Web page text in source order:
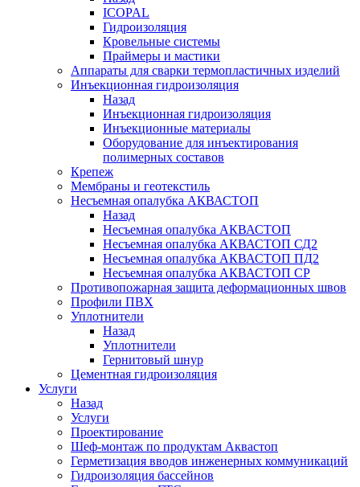
ICOPAL
Гидроизоляция
Кровельные системы
Праймеры и мастики
Аппараты для сварки термопластичных изделий
Инъекционная гидроизоляция
Назад
Инъекционная гидроизоляция
Инъекционные материалы
Оборудование для инъектирования
полимерных составов
Крепеж
Мембраны и геотекстиль
Несъемная опалубка АКВАСТОП
Назад
Несъемная опалубка АКВАСТОП
Несъемная опалубка АКВАСТОП СД2
Несъемная опалубка АКВАСТОП ПД2
Несъемная опалубка АКВАСТОП СР
Противопожарная защита деформационных швов
Профили ПВХ
Уплотнители
Назад
Уплотнители
Гернитовый шнур
Цементная гидроизоляция
Услуги
Назад
Услуги
Проектирование
Шеф-монтаж по продуктам Аквастоп
Герметизация вводов инженерных коммуникаций
Гидроизоляция бассейнов